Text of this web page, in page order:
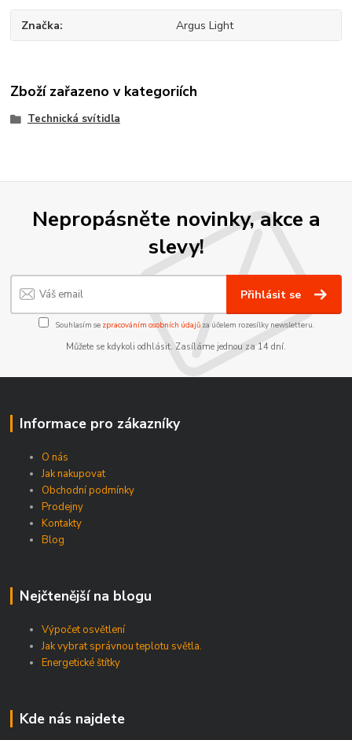
Značka Argus Light
Zboží zařazeno v kategoriích
Technická svítidla
Nepropásněte novinky, akce a
slevy!
Přihlásit se
Souhlasím se zpracováním osobních údajůza účelem rozesílky newsletteru.
Můžete se kdykoli odhlásit. Zasíláme jednou za 14 dní.
Informace pro zákazníky
O nás
Jak nakupovat
Obchodní podmínky
Prodejny
Kontakty
Blog
Nejčtenější na blogu
Výpočet osvětlení
Jak vybrat správnou teplotu světla.
Energetické štítky
Kde nás najdete